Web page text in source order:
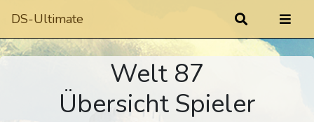
DS-Ultimate
Welt 87
Übersicht Spieler